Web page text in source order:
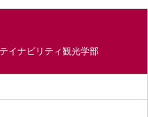
イナビリティ観光学部